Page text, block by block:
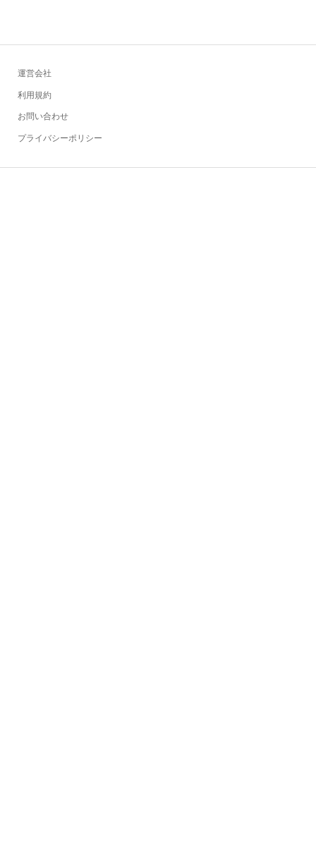
運営会社
利用規約
お問い合わせ
プライバシーポリシー